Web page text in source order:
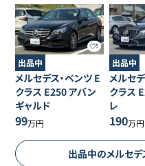
5
出品中
メルセデス・ベンツ E
クラス E250 アバン
ギャルド
99万円
出品中
メルセ
クラス
レ
190万円
出品中のメルセデ